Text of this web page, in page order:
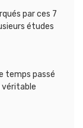
par ces 7
études
temps passé
véritable